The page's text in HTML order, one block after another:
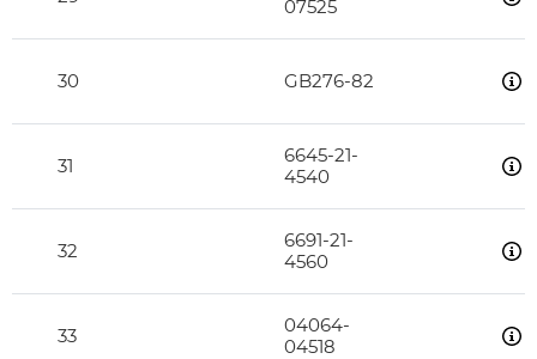
07525
30 GB276-82
31
6645-21-
4540
32
6691-21-
4560
33
04064-
04518